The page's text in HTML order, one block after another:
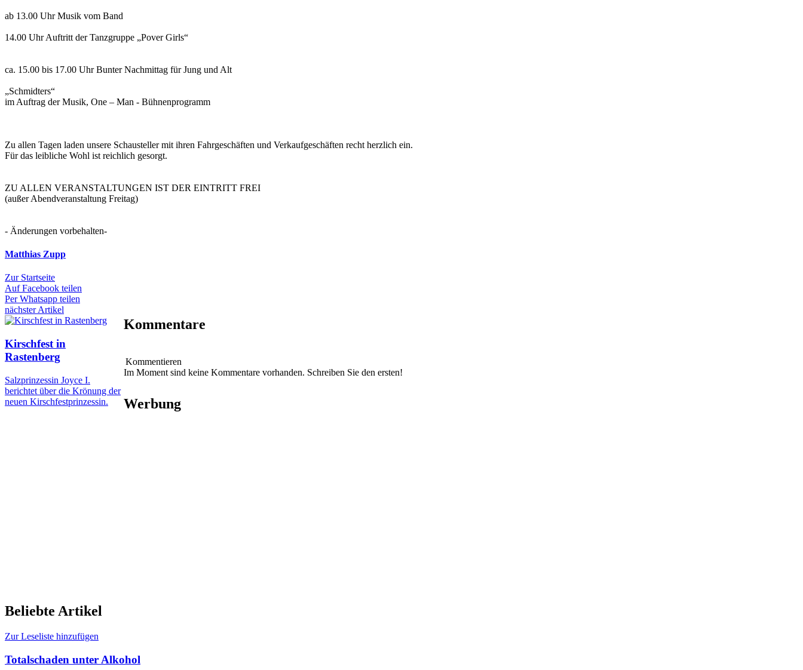
ab 13.00 Uhr Musik vom Band
14.00 Uhr Auftritt der Tanzgruppe „Pover Girls“
ca. 15.00 bis 17.00 Uhr Bunter Nachmittag für Jung und Alt
„Schmidters“
im Auftrag der Musik, One – Man - Bühnenprogramm
Zu allen Tagen laden unsere Schausteller mit ihren Fahrgeschäften und Verkaufgeschäften recht herzlich ein.
Für das leibliche Wohl ist reichlich gesorgt.
ZU ALLEN VERANSTALTUNGEN IST DER EINTRITT FREI
(außer Abendveranstaltung Freitag)
- Änderungen vorbehalten-
Matthias Zupp
Zur Startseite
Auf Facebook teilen
Per Whatsapp teilen
nächster Artikel
Kirschfest in
Rastenberg
Salzprinzessin Joyce I.
berichtet über die Krönung der
neuen Kirschfestprinzessin.
Kommentare
Kommentieren
Im Moment sind keine Kommentare vorhanden. Schreiben Sie den ersten!
Werbung
Beliebte Artikel
Zur Leseliste hinzufügen
Totalschaden unter Alkohol